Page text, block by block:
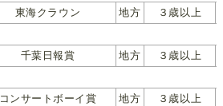
東海クラウン 地方 ３歳以上
千葉日報賞 地方 ３歳以上
コンサートボーイ賞 地方 ３歳以上